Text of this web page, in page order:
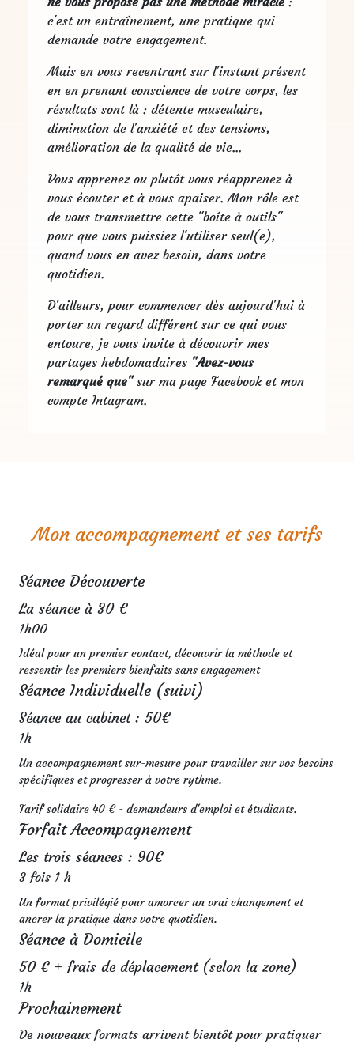
c'est un entraînement, une pratique qui
demande votre engagement.
Mais en vous recentrant sur l'instant présent
en en prenant conscience de votre corps, les
résultats sont là : détente musculaire,
diminution de l'anxiété et des tensions,
amélioration de la qualité de vie...
Vous apprenez ou plutôt vous réapprenez à
vous écouter et à vous apaiser. Mon rôle est
de vous transmettre cette "boîte à outils"
pour que vous puissiez l'utiliser seul(e),
quand vous en avez besoin, dans votre
quotidien.
D'ailleurs, pour commencer dès aujourd'hui à
porter un regard différent sur ce qui vous
entoure, je vous invite à découvrir mes
partages hebdomadaires "Avez-vous
remarqué que"sur ma page Facebook et mon
compte Intagram.
Mon accompagnement et ses tarifs
Séance Découverte
La séance à 30 €
1h00
Idéal pour un premier contact, découvrir la méthode et
ressentir les premiers bienfaits sans engagement
Séance Individuelle (suivi)
Séance au cabinet : 50€
1h
Un accompagnement sur-mesure pour travailler sur vos besoins
spécifiques et progresser à votre rythme.
Tarif solidaire 40 € - demandeurs d'emploi et étudiants.
Forfait Accompagnement
Les trois séances : 90€
3 fois 1 h
Un format privilégié pour amorcer un vrai changement et
ancrer la pratique dans votre quotidien.
Séance à Domicile
50 € + frais de déplacement (selon la zone)
1h
Prochainement
De nouveaux formats arrivent bientôt pour pratiquer